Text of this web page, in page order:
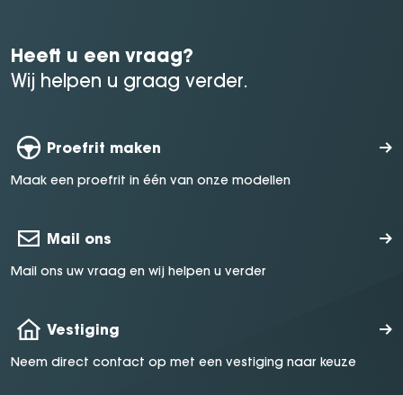
Heeft u een vraag?
Wij helpen u graag verder.
Proefrit maken
Maak een proefrit in één van onze modellen
Mail ons
Mail ons uw vraag en wij helpen u verder
Vestiging
Neem direct contact op met een vestiging naar keuze